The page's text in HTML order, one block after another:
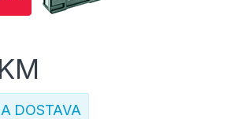
KM
DOSTAVA